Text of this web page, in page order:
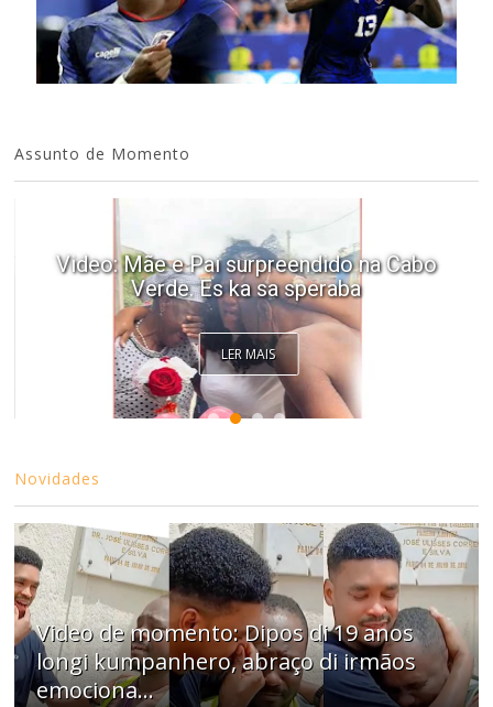
Assunto de Momento
Video: Mãe e Pai surpreendido na Cabo
Verde. Es ka sa speraba
LER MAIS
Novidades
Video de momento: Dipos di 19 anos
longi kumpanhero, abraço di irmãos
emociona…